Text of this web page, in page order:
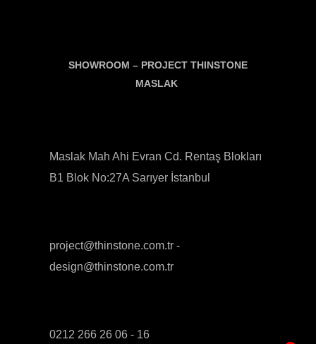
SHOWROOM – PROJECT THINSTONE
MASLAK
Maslak Mah Ahi Evran Cd. Rentaş Blokları
B1 Blok No:27A Sarıyer İstanbul
project@thinstone.com.tr -
design@thinstone.com.tr
0212 266 26 06 - 16